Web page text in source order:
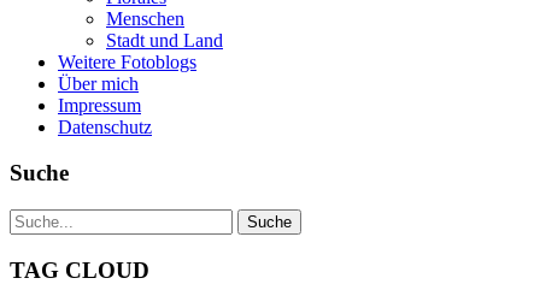
Menschen
Stadt und Land
Weitere Fotoblogs
Über mich
Impressum
Datenschutz
Suche
TAG CLOUD